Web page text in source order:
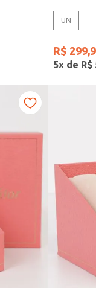
UN
R$ 299,
5x de R$